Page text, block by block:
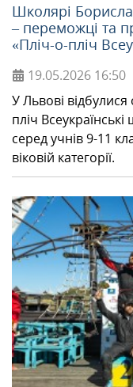
Школярі
– переможці та
«Пліч-о-пліч
19.05.2026 16:50
У Львові
пліч
серед учнів 9-11
віковій категорії.